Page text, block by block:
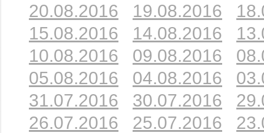
20.08.2016
19.08.2016
15.08.2016
14.08.2016
10.08.2016
09.08.2016
05.08.2016
04.08.2016
31.07.2016
30.07.2016
26.07.2016
25.07.2016